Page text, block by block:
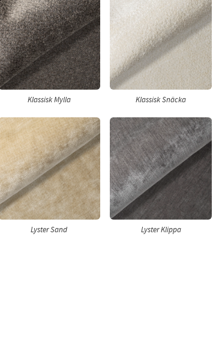
Klassisk Mylla Klassisk Snäcka
Lyster Sand Lyster Klippa